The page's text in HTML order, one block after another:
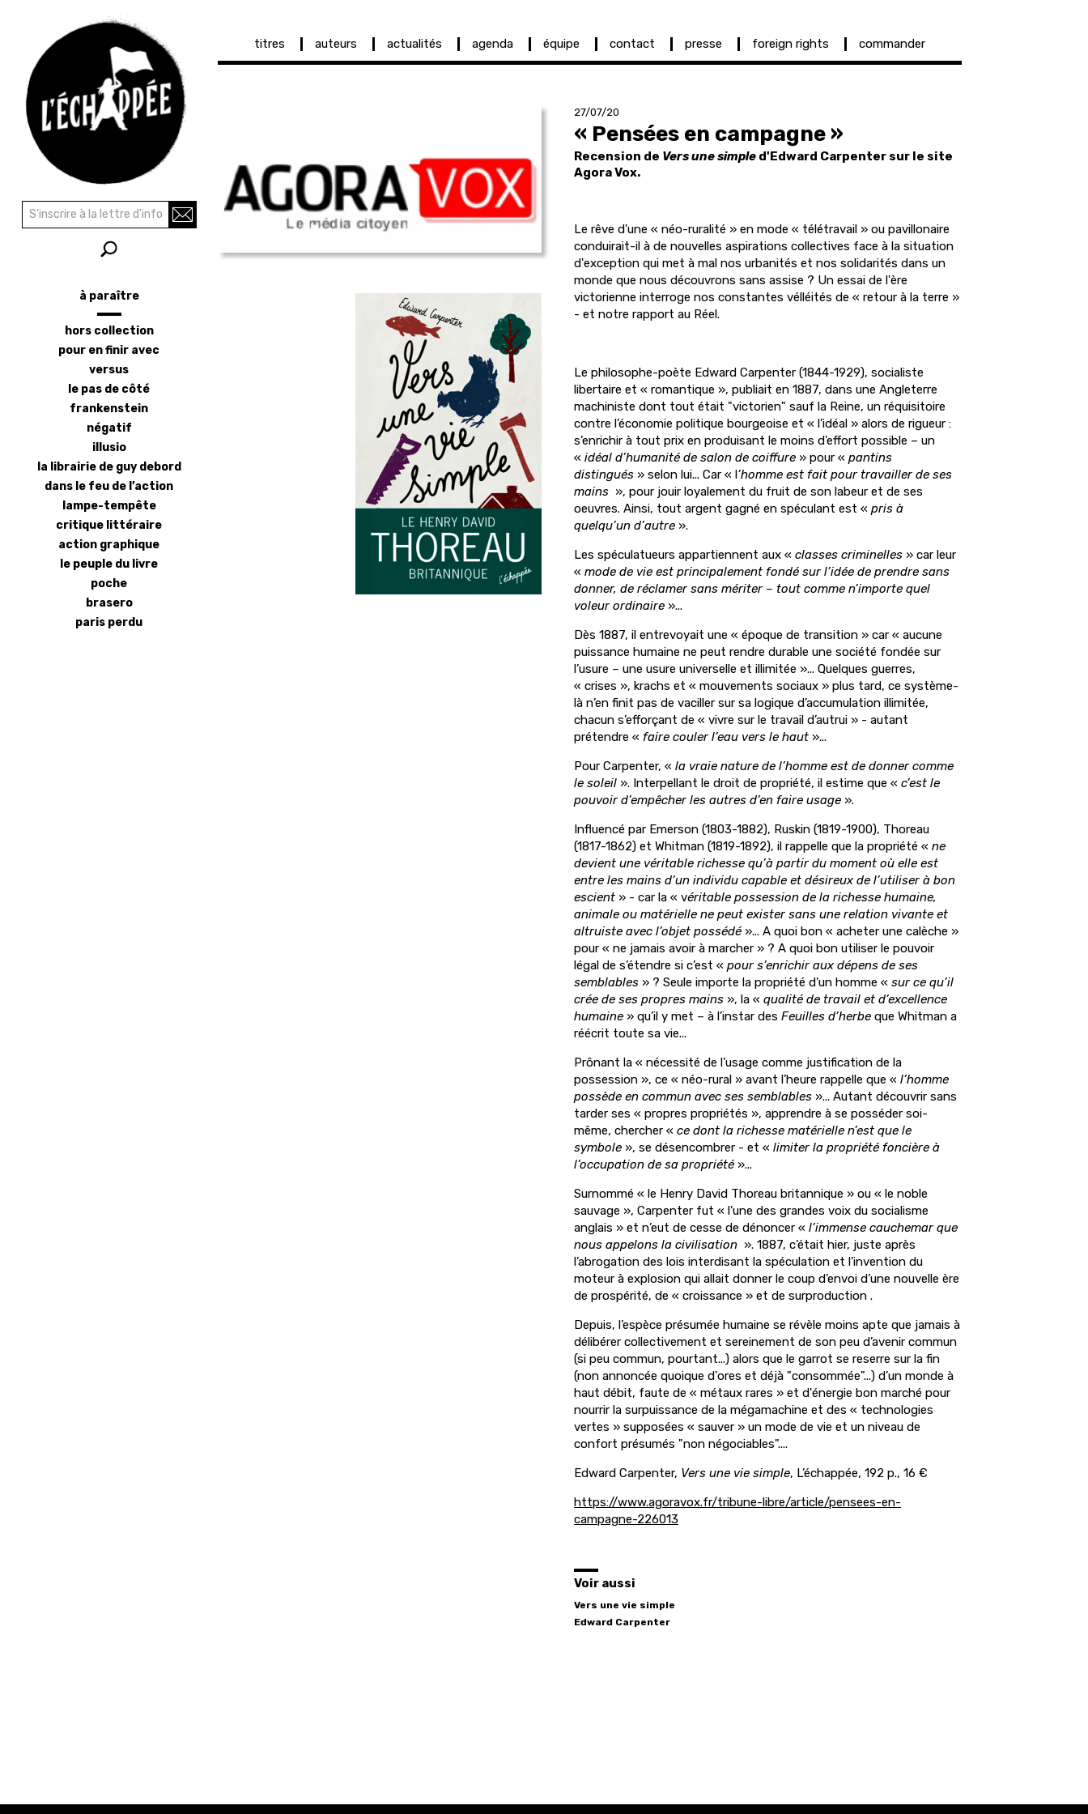
contenu
principal
principale
titres auteurs actualités agenda équipe contact presse foreign rights commander
27/07/20
« Pensées en campagne »
Recension de Vers une simple d'Edward Carpenter sur le site
Agora Vox.
Le rêve d'une « néo-ruralité » en mode « télétravail » ou pavillonaire
conduirait-il à de nouvelles aspirations collectives face à la situation
d'exception qui met à mal nos urbanités et nos solidarités dans un
monde que nous découvrons sans assise ? Un essai de l'ère
victorienne interroge nos constantes vélléités de « retour à la terre »
- et notre rapport au Réel.
Le philosophe-poète Edward Carpenter (1844-1929), socialiste
libertaire et « romantique », publiait en 1887, dans une Angleterre
machiniste dont tout était "victorien" sauf la Reine, un réquisitoire
contre l’économie politique bourgeoise et « l’idéal » alors de rigueur :
s’enrichir à tout prix en produisant le moins d’effort possible – un
« idéal d’humanité de salon de coiffure » pour « pantins
distingués » selon lui... Car « l’homme est fait pour travailler de ses
mains », pour jouir loyalement du fruit de son labeur et de ses
oeuvres. Ainsi, tout argent gagné en spéculant est « pris à
quelqu’un d’autre ».
Les spéculatueurs appartiennent aux « classes criminelles » car leur
« mode de vie est principalement fondé sur l’idée de prendre sans
donner, de réclamer sans mériter – tout comme n’importe quel
voleur ordinaire »...
Dès 1887, il entrevoyait une « époque de transition » car « aucune
puissance humaine ne peut rendre durable une société fondée sur
l’usure – une usure universelle et illimitée »... Quelques guerres,
« crises », krachs et « mouvements sociaux » plus tard, ce système-
là n’en finit pas de vaciller sur sa logique d’accumulation illimitée,
chacun s’efforçant de « vivre sur le travail d’autrui » - autant
prétendre « faire couler l’eau vers le haut »...
Pour Carpenter, « la vraie nature de l’homme est de donner comme
le soleil ». Interpellant le droit de propriété, il estime que « c’est le
pouvoir d’empêcher les autres d’en faire usage ».
Influencé par Emerson (1803-1882), Ruskin (1819-1900), Thoreau
(1817-1862) et Whitman (1819-1892), il rappelle que la propriété « ne
devient une véritable richesse qu’à partir du moment où elle est
entre les mains d’un individu capable et désireux de l’utiliser à bon
escient » - car la « véritable possession de la richesse humaine,
animale ou matérielle ne peut exister sans une relation vivante et
altruiste avec l’objet possédé »... A quoi bon « acheter une calèche »
pour « ne jamais avoir à marcher » ? A quoi bon utiliser le pouvoir
légal de s’étendre si c’est « pour s’enrichir aux dépens de ses
semblables » ? Seule importe la propriété d’un homme « sur ce qu’il
crée de ses propres mains », la « qualité de travail et d’excellence
humaine » qu’il y met – à l’instar des Feuilles d’herbe que Whitman a
réécrit toute sa vie...
Prônant la « nécessité de l’usage comme justification de la
possession », ce « néo-rural » avant l’heure rappelle que « l’homme
possède en commun avec ses semblables »... Autant découvrir sans
tarder ses « propres propriétés », apprendre à se posséder soi-
même, chercher « ce dont la richesse matérielle n’est que le
symbole », se désencombrer - et « limiter la propriété foncière à
l’occupation de sa propriété »...
Surnommé « le Henry David Thoreau britannique » ou « le noble
sauvage », Carpenter fut « l’une des grandes voix du socialisme
anglais » et n’eut de cesse de dénoncer « l’immense cauchemar que
nous appelons la civilisation ». 1887, c’était hier, juste après
l’abrogation des lois interdisant la spéculation et l’invention du
moteur à explosion qui allait donner le coup d’envoi d’une nouvelle ère
de prospérité, de « croissance » et de surproduction .
Depuis, l’espèce présumée humaine se révèle moins apte que jamais à
délibérer collectivement et sereinement de son peu d’avenir commun
(si peu commun, pourtant...) alors que le garrot se reserre sur la fin
(non annoncée quoique d'ores et déjà "consommée"...) d’un monde à
haut débit, faute de « métaux rares » et d'énergie bon marché pour
nourrir la surpuissance de la mégamachine et des « technologies
vertes » supposées « sauver » un mode de vie et un niveau de
confort présumés "non négociables"....
Edward Carpenter, Vers une vie simple, L’échappée, 192 p., 16 €
https://www.agoravox.fr/tribune-libre/article/pensees-en-
campagne-226013
Voir aussi
Vers une vie simple
Edward Carpenter
Rechercher
latéral
à paraître
hors collection
pour en finir avec
versus
le pas de côté
frankenstein
négatif
illusio
la librairie de guy debord
dans le feu de l’action
lampe-tempête
critique littéraire
action graphique
le peuple du livre
poche
brasero
paris perdu